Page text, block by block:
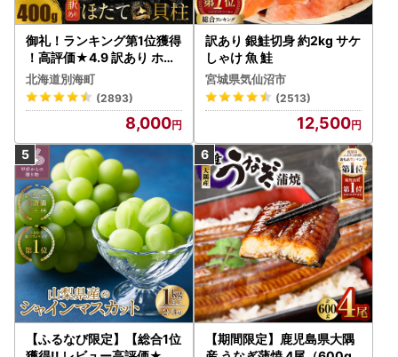
御礼！ランキング第1位獲得
！高評価★4.9 訳あり ホタ
テ 400g（ほたて 帆立 貝柱
冷凍 ）
北海道別海町
(2893)
8,000
訳あり 銀鮭切身 約2kg サケ
しゃけ 魚 鮭
宮城県気仙沼市
(2513)
12,500
【ふるなび限定】【総合1位
【期間限定】鹿児島県大隅